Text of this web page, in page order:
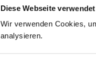
Diese Webseite
Wir verwenden Cookies,
analysieren.
verfeinert werden.